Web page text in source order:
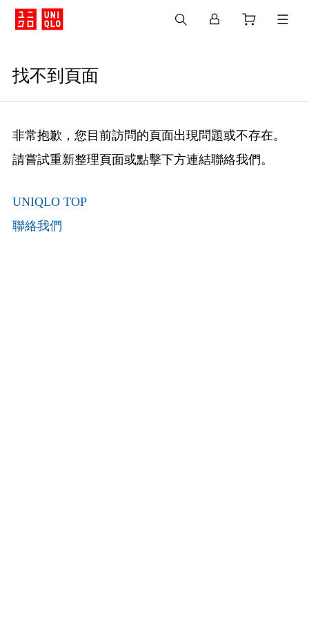
找不到頁面
非常抱歉，您目前訪問的頁面出現問題或不存在。
請嘗試重新整理頁面或點擊下方連結聯絡我們。
UNIQLO TOP
聯絡我們